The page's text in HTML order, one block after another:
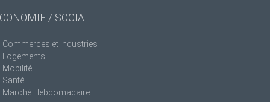
/ SOCIAL
Commerces et industries
Logements
Mobilité
Santé
Marché Hebdomadaire